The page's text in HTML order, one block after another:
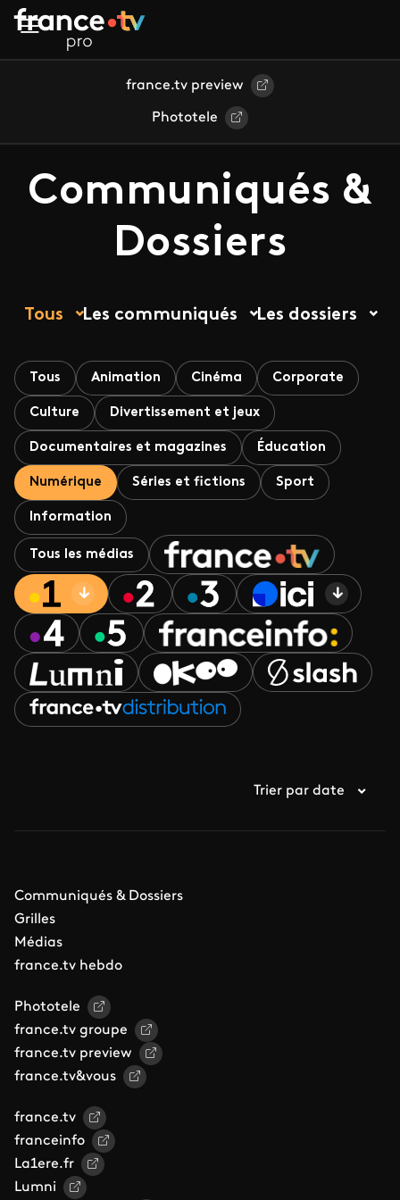
Aller au contenu principal
france.tv preview
Phototele
Communiqués &
Dossiers
Tous Les communiqués Les dossiers
Tous Animation Cinéma Corporate
Culture Divertissement et jeux
Documentaires et magazines Éducation
Numérique Séries et fictions Sport
Information
Tous les médias
Trier par date
Communiqués & Dossiers
Grilles
Médias
france.tv hebdo
Phototele
france.tv groupe
france.tv preview
france.tv&vous
france.tv
franceinfo
La1ere.fr
Lumni